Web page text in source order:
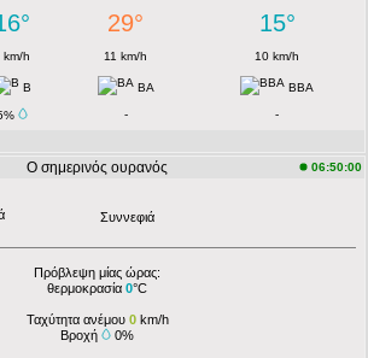
29° 15°
km/h 11 km/h 10 km/h
Β ΒΑ ΒΒΑ
- -
Ο σημερινός ουρανός 06:50:00
Συννεφιά
Πρόβλεψη μίας ώρας:
θερμοκρασία0°C
Ταχύτητα ανέμου 0km/h
Βροχή
0%